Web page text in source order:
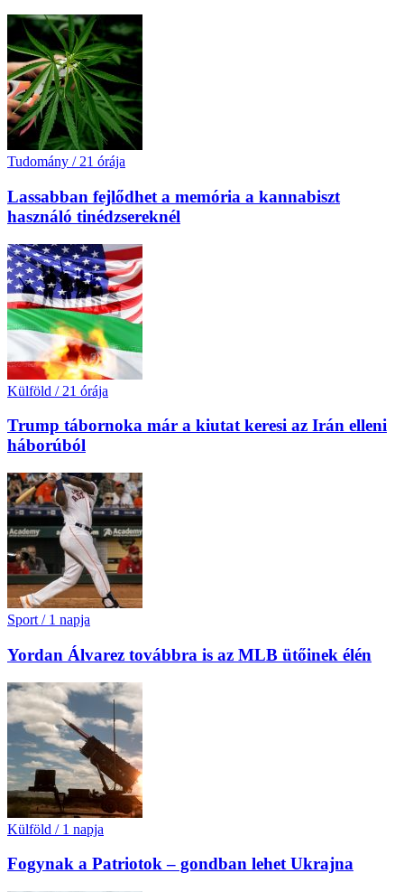
Tudomány / 21 órája
Lassabban fejlődhet a memória a kannabiszt
használó tinédzsereknél
Külföld / 21 órája
Trump tábornoka már a kiutat keresi az Irán elleni
háborúból
Sport / 1 napja
Yordan Álvarez továbbra is az MLB ütőinek élén
Külföld / 1 napja
Fogynak a Patriotok – gondban lehet Ukrajna